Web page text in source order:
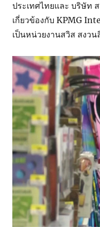
ประเทศไทยและ บริษัท
เกี่ยวข้องกับ KPMG
เป็นหน่วยงานสวิส สงว